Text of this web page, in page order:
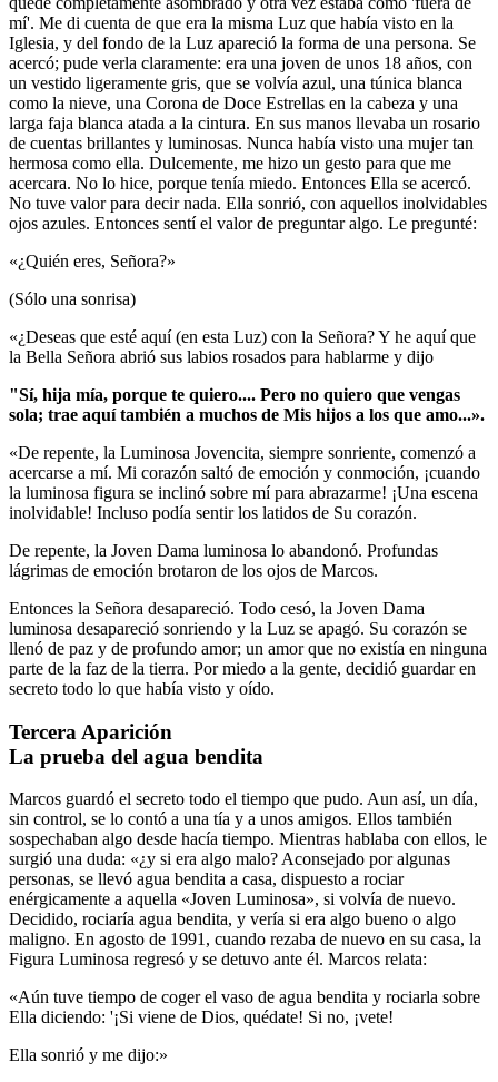
mí'. Me di cuenta de que era la misma Luz que había visto en la
Iglesia, y del fondo de la Luz apareció la forma de una persona. Se
acercó; pude verla claramente: era una joven de unos 18 años, con
un vestido ligeramente gris, que se volvía azul, una túnica blanca
como la nieve, una Corona de Doce Estrellas en la cabeza y una
larga faja blanca atada a la cintura. En sus manos llevaba un rosario
de cuentas brillantes y luminosas. Nunca había visto una mujer tan
hermosa como ella. Dulcemente, me hizo un gesto para que me
acercara. No lo hice, porque tenía miedo. Entonces Ella se acercó.
No tuve valor para decir nada. Ella sonrió, con aquellos inolvidables
ojos azules. Entonces sentí el valor de preguntar algo. Le pregunté:
«¿Quién eres, Señora?»
(Sólo una sonrisa)
«¿Deseas que esté aquí (en esta Luz) con la Señora? Y he aquí que
la Bella Señora abrió sus labios rosados para hablarme y dijo
"Sí, hija mía, porque te quiero.... Pero no quiero que vengas
sola; trae aquí también a muchos de Mis hijos a los que amo...».
«De repente, la Luminosa Jovencita, siempre sonriente, comenzó a
acercarse a mí. Mi corazón saltó de emoción y conmoción, ¡cuando
la luminosa figura se inclinó sobre mí para abrazarme! ¡Una escena
inolvidable! Incluso podía sentir los latidos de Su corazón.
De repente, la Joven Dama luminosa lo abandonó. Profundas
lágrimas de emoción brotaron de los ojos de Marcos.
Entonces la Señora desapareció. Todo cesó, la Joven Dama
luminosa desapareció sonriendo y la Luz se apagó. Su corazón se
llenó de paz y de profundo amor; un amor que no existía en ninguna
parte de la faz de la tierra. Por miedo a la gente, decidió guardar en
secreto todo lo que había visto y oído.
Tercera Aparición
La prueba del agua bendita
Marcos guardó el secreto todo el tiempo que pudo. Aun así, un día,
sin control, se lo contó a una tía y a unos amigos. Ellos también
sospechaban algo desde hacía tiempo. Mientras hablaba con ellos, le
surgió una duda: «¿y si era algo malo? Aconsejado por algunas
personas, se llevó agua bendita a casa, dispuesto a rociar
enérgicamente a aquella «Joven Luminosa», si volvía de nuevo.
Decidido, rociaría agua bendita, y vería si era algo bueno o algo
maligno. En agosto de 1991, cuando rezaba de nuevo en su casa, la
Figura Luminosa regresó y se detuvo ante él. Marcos relata:
«Aún tuve tiempo de coger el vaso de agua bendita y rociarla sobre
Ella diciendo: '¡Si viene de Dios, quédate! Si no, ¡vete!
Ella sonrió y me dijo:»